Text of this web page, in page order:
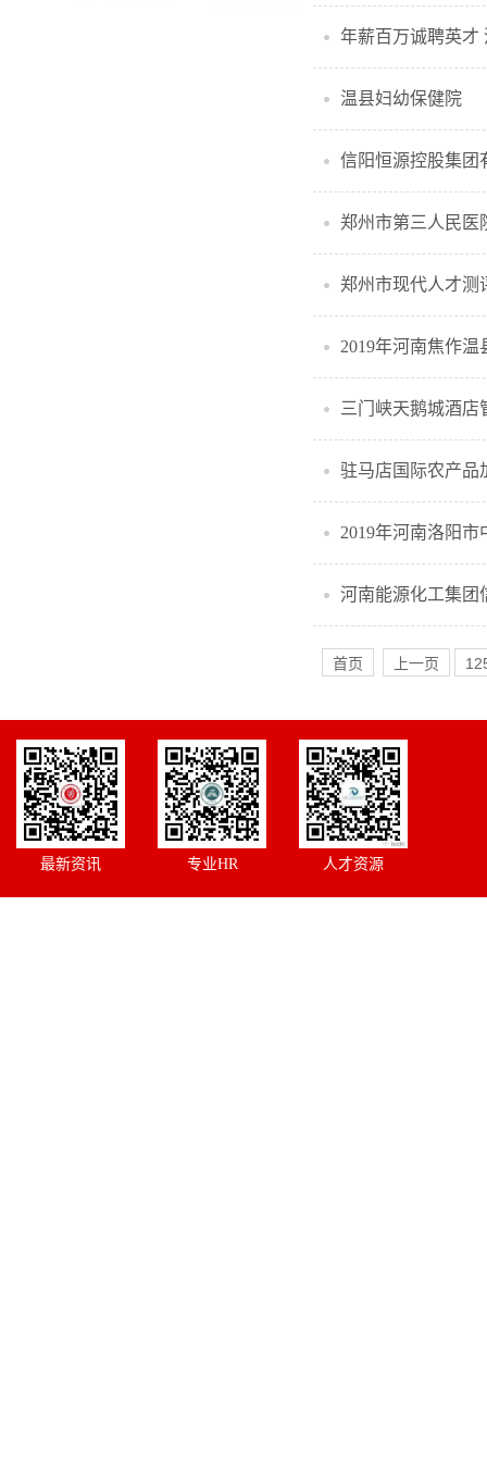
年薪百万诚聘英才
温县妇幼保健院
信阳恒源控股集团
郑州市第三人民医
郑州市现代人才测
2019年河南焦作
三门峡天鹅城酒店
驻马店国际农产品
2019年河南洛阳
河南能源化工集团
首页 上一页
最新资讯 专业HR 人才资源